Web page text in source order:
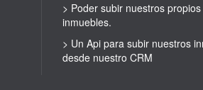
> Poder subir nuestros propios
inmuebles.
> Un Api para subir nuestros
desde nuestro CRM